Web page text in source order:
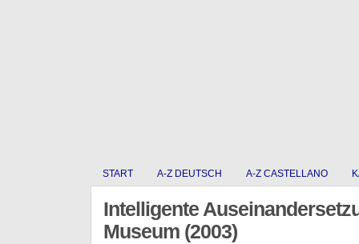
START A-Z DEUTSCH A-Z CASTELLANO
Intelligente
Museum (2003)